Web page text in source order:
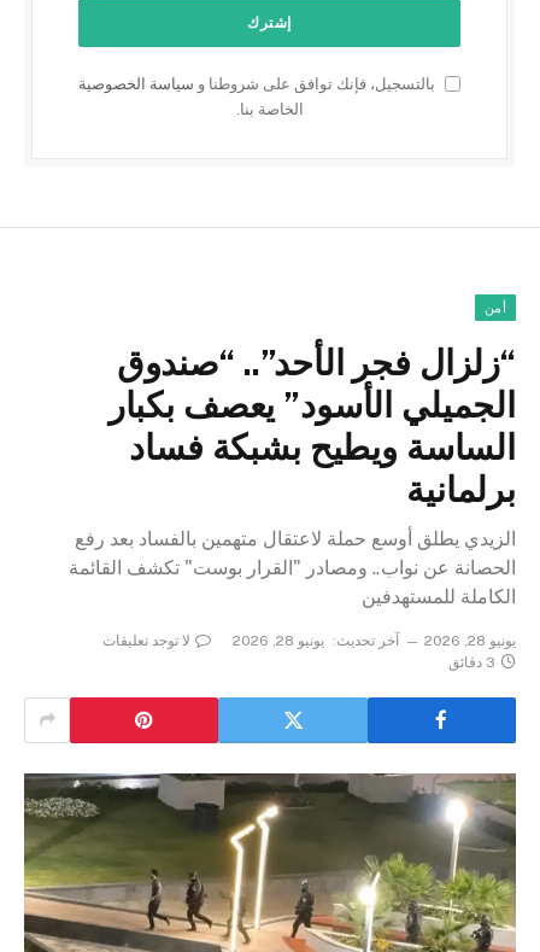
بالتسجيل، فإنك توافق على شروطنا و سياسة الخصوصية
الخاصة بنا.
أمن
“زلزال فجر الأحد”.. “صندوق
الجميلي الأسود” يعصف بكبار
الساسة ويطيح بشبكة فساد
برلمانية
الزيدي يطلق أوسع حملة لاعتقال متهمين بالفساد بعد رفع
الحصانة عن نواب.. ومصادر "القرار بوست" تكشف القائمة
الكاملة للمستهدفين
يونيو 28, 2026 آخر تحديث: يونيو 28, 2026
لا توجد تعليقات
3 دقائق